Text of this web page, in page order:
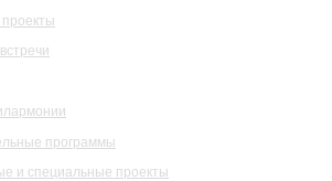
программы
и специальные проекты